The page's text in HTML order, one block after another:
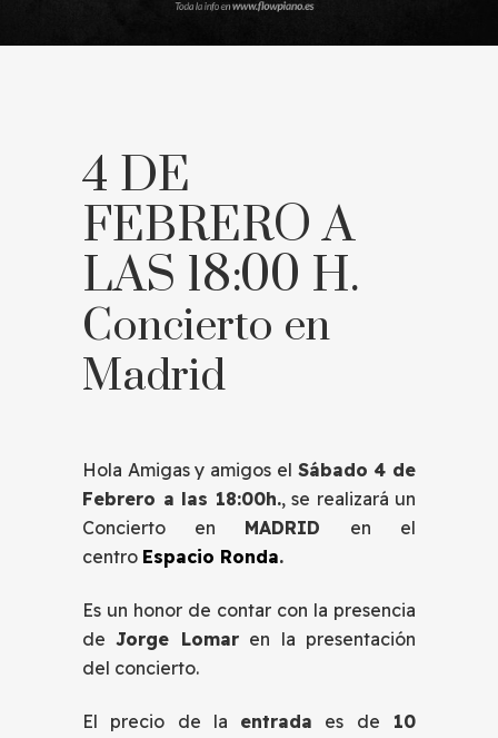
4 DE
FEBRERO A
LAS 18:00 H.
Concierto en
Madrid
Hola Amigas y amigos el Sábado 4 de
Febrero a las 18:00h., se realizará un
Concierto en MADRID en el
centro Espacio Ronda.
Es un honor de contar con la presencia
deJorge Lomaren la presentación
del concierto.
El precio de la entrada es de 10